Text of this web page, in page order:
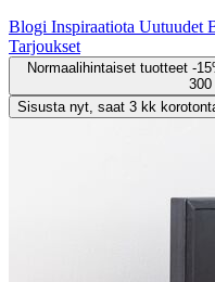
Blogi Inspiraatiota Uutuudet
Tarjoukset
Normaalihintaiset tuotteet -
Sisusta nyt, saat 3 kk